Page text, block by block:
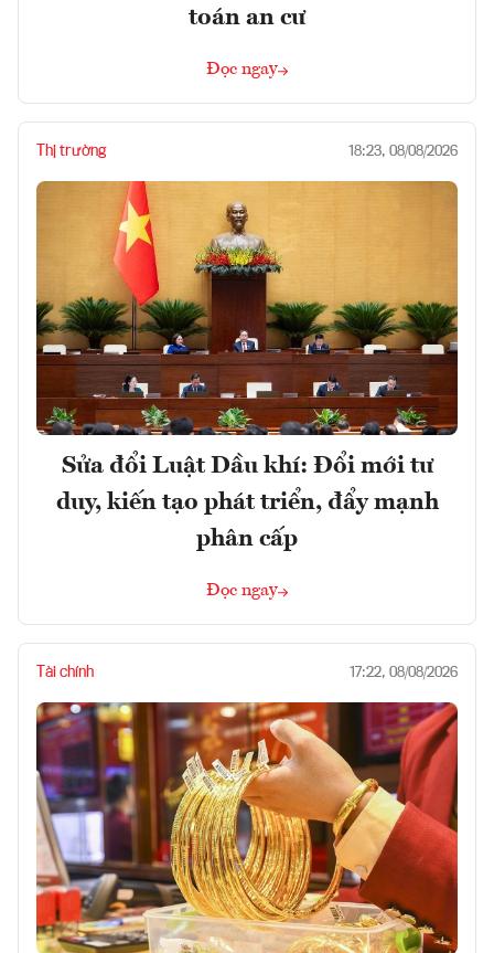
toán an cư
Đọc ngay
Thị trường 18:23, 08/08/2026
Sửa đổi Luật Dầu khí: Đổi mới tư
duy, kiến tạo phát triển, đẩy mạnh
phân cấp
Đọc ngay
Tài chính 17:22, 08/08/2026